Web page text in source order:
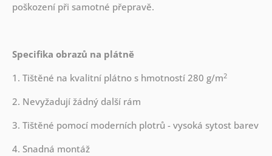
poškození při samotné přepravě.
Specifika obrazů na plátně
1. Tištěné na kvalitní plátno s hmotností 280 g/m2
2. Nevyžadují žádný další rám
3. Tištěné pomocí moderních plotrů - vysoká sytost barev
4. Snadná montáž